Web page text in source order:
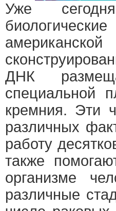
Уже
ДНК
специальной
кремния. Эти
различных
работу
также
организме
различные